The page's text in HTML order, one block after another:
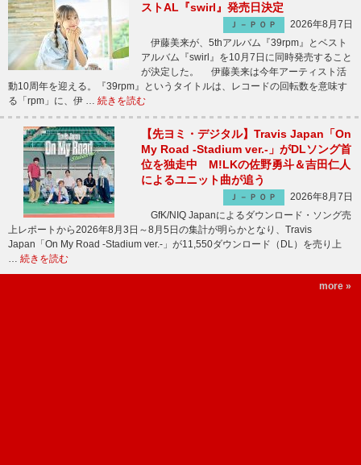
ストAL『swirl』発売日決定
Ｊ－ＰＯＰ
2026年8月7日
伊藤美来が、5thアルバム『39rpm』とベスト
アルバム『swirl』を10月7日に同時発売すること
が決定した。 伊藤美来は今年アーティスト活
動10周年を迎える。『39rpm』というタイトルは、レコードの回転数を意味す
る「rpm」に、伊 … 続きを読む
【先ヨミ・デジタル】Travis Japan「On
My Road -Stadium ver.-」がDLソング首
位を独走中 M!LKの佐野勇斗＆吉田仁人
によるユニット曲が追う
Ｊ－ＰＯＰ
2026年8月7日
GfK/NIQ Japanによるダウンロード・ソング売
上レポートから2026年8月3日～8月5日の集計が明らかとなり、Travis
Japan「On My Road -Stadium ver.-」が11,550ダウンロード（DL）を売り上
… 続きを読む
more »